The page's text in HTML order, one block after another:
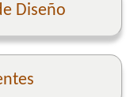
Diseño